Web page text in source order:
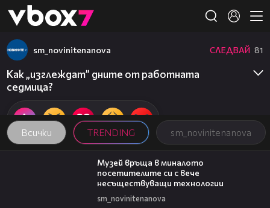
👾
Всички TRENDING sm_novinitenanova
sm_novinitenanova СЛЕДВАЙ 81
Как „изглеждат” дните от работната
седмица?
01:15
Музей връща в миналото
посетителите си с вече
несъществуващи технологии
sm_novinitenanova